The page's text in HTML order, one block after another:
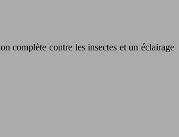
complète contre les insectes et un éclairage